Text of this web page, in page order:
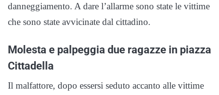
danneggiamento. A dare l’allarme sono state le vittime
che sono state avvicinate dal cittadino.
Molesta e palpeggia due ragazze in piazza
Cittadella
Il malfattore, dopo essersi seduto accanto alle vittime